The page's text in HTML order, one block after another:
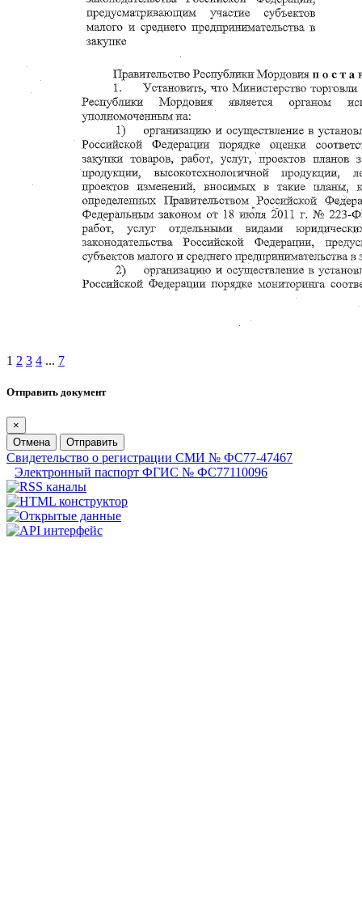
1 2 3 4 ... 7
Отправить документ
×
Отмена
Отправить
Свидетельство о регистрации СМИ № ФС77-47467
Электронный паспорт ФГИС № ФС77110096